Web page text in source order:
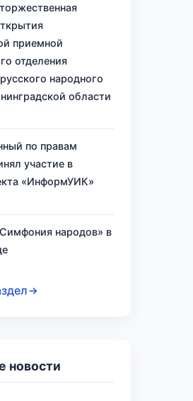
приемной
отделения
народного
области
по правам
участие в
«ИнформУИК»
народов» в
новости